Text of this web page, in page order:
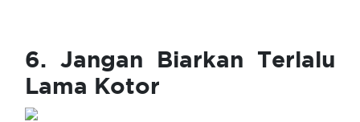
6. Jangan Biarkan Terlalu
Lama Kotor